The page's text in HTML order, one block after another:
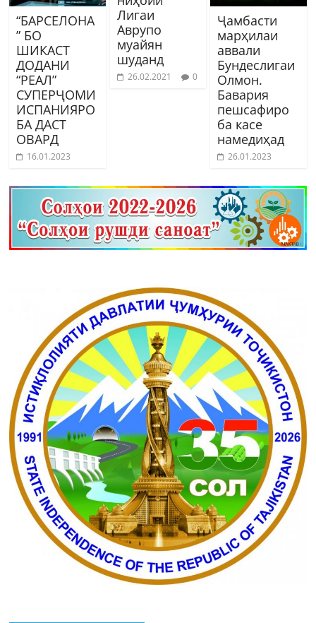
“БАРСЕЛОНА
” БО
ШИКАСТ
ДОДАНИ
“РЕАЛ”
СУПЕРҶОМИ
ИСПАНИЯРО
БА ДАСТ
ОВАРД
16.01.2023
Лигаи
Аврупо
муайян
шуданд
26.02.2021 0
Ҷамбасти
марҳилаи
аввали
Бундеслигаи
Олмон.
Бавария
пешсафиро
ба касе
намедиҳад
26.01.2023